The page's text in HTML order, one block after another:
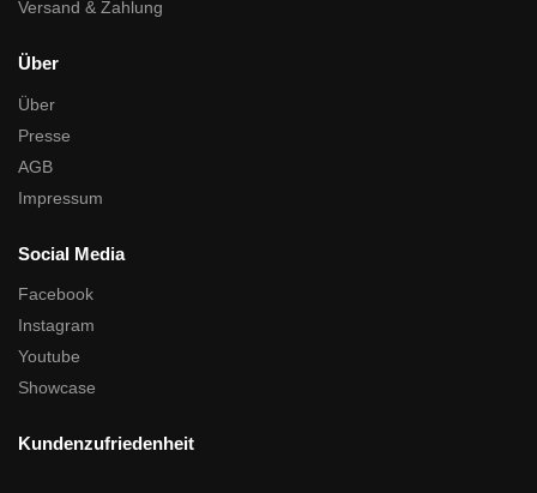
Versand & Zahlung
Über
Über
Presse
AGB
Impressum
Social Media
Facebook
Instagram
Youtube
Showcase
Kundenzufriedenheit